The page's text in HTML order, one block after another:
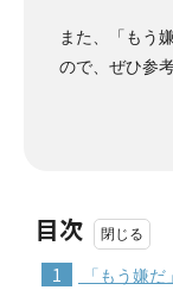
また、「もう
ので、ぜひ参
目次
1 「もう嫌だ